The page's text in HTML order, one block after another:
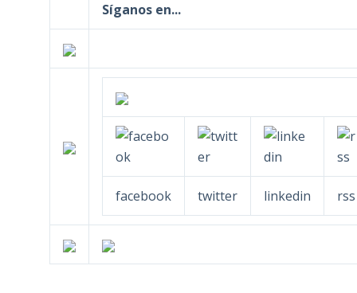
Síganos en...
facebook twitter linkedin rss